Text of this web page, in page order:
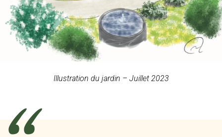
Illustration du jardin – Juillet 2023